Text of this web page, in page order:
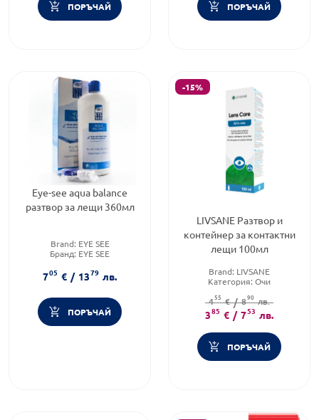
ПОРЪЧАЙ ПОРЪЧАЙ
Eye-see aqua balance
разтвор за лещи 360мл
Brand: EYE SEE
Бранд: EYE SEE
705 € / 1379 лв.
ПОРЪЧАЙ
-15%
LIVSANE Разтвор и
контейнер за контактни
лещи 100мл
Brand: LIVSANE
Категория: Очи
455 € / 890 лв.
385 € / 753 лв.
ПОРЪЧАЙ